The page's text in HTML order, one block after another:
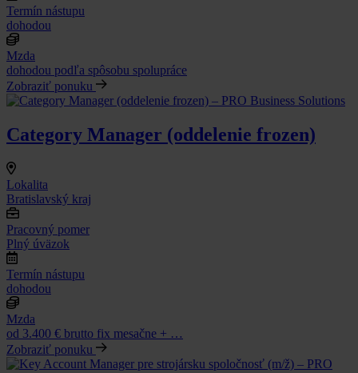
Termín nástupu
dohodou
Mzda
dohodou podľa spôsobu spolupráce
Zobraziť ponuku
Category Manager (oddelenie frozen)
Lokalita
Bratislavský kraj
Pracovný pomer
Plný úväzok
Termín nástupu
dohodou
Mzda
od 3.400 € brutto fix mesačne + …
Zobraziť ponuku